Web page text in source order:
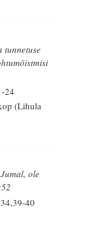
tunnetuse
24
(Lihula
ole
40